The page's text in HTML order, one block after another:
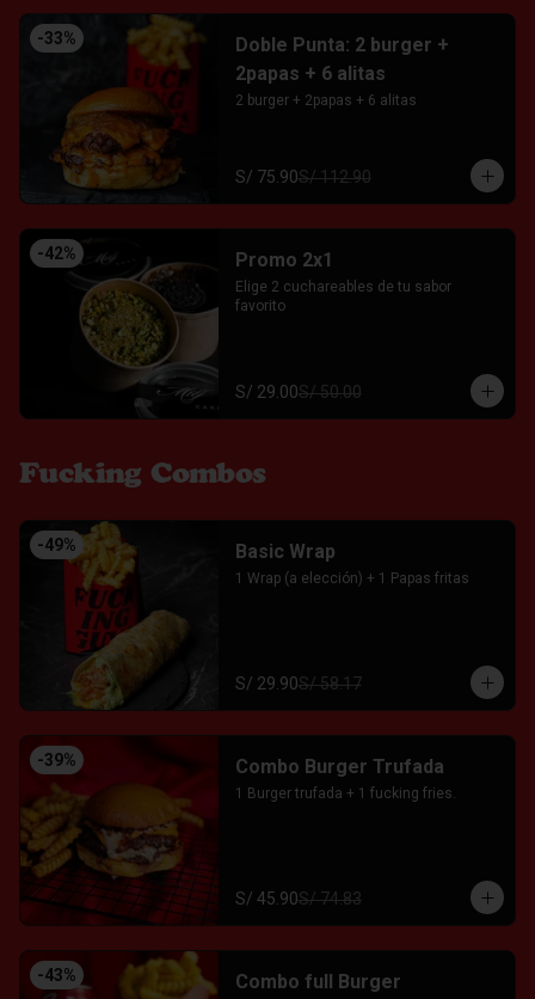
-33%
Doble Punta: 2 burger +
2papas + 6 alitas
2 burger + 2papas + 6 alitas
S/ 75.90S/ 112.90
-42% Promo 2x1
Elige 2 cuchareables de tu sabor
favorito
S/ 29.00S/ 50.00
Fucking Combos
-49% Basic Wrap
1 Wrap (a elección) + 1 Papas fritas
S/ 29.90S/ 58.17
-39% Combo Burger Trufada
1 Burger trufada + 1 fucking fries.
S/ 45.90S/ 74.83
-43% Combo full Burger